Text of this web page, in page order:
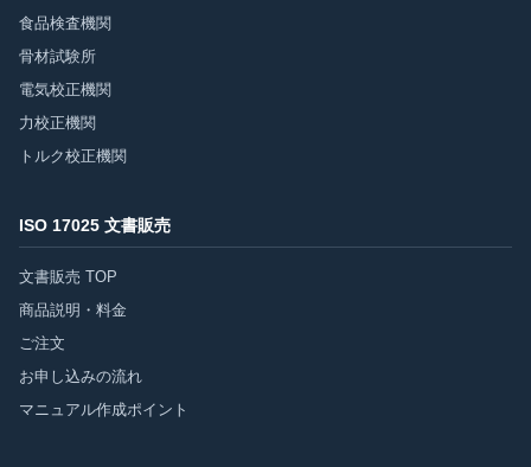
食品検査機関
骨材試験所
電気校正機関
力校正機関
トルク校正機関
ISO 17025 文書販売
文書販売 TOP
商品説明・料金
ご注文
お申し込みの流れ
マニュアル作成ポイント